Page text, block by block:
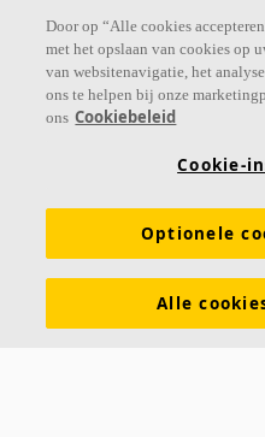
Prijslijst
Functionele eigenschappen
Tools & Services DOP
Door op “Alle cookies
met het opslaan van cookies op
van websitenavigatie, het
ons te helpen bij onze
ons Cookiebeleid
Cookie-
Optionele
Alle